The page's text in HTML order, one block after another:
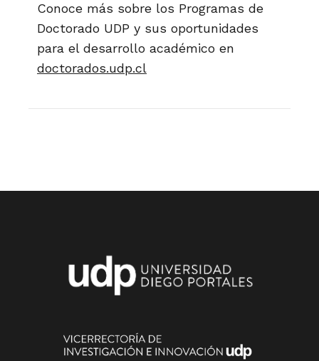
Conoce más sobre los Programas de
Doctorado UDP y sus oportunidades
para el desarrollo académico en
doctorados.udp.cl